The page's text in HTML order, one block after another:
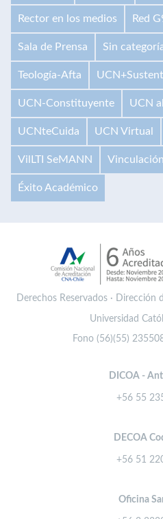
Rector en los medios Red
Sala de Prensa Sin
Teología-Afta
UCN-Constituyente UCN
UCNteCuida UCN Virtual
VilLTI SeMANN Vinculación
Éxito Académico
Derechos Reservados · Dirección
Universidad
Fono (56)(55)
DICOA -
+56 55
DECOA
+56 51
Oficina